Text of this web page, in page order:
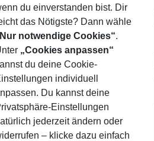
Hotel Roosevelt befindet sich im
Dieses Hotel bietet praktische
Fühl dich in einem der 47
ausgestattet sind. Dein
genießen. Die privaten
Snackbar/Feinkost oder den 24-
von 7:00 bis 10:30 Uhr gegen
chemische Reinigung/
du einverstanden bist. Dir
das Nötigste? Dann wähle
notwendige Cookies“.
„Cookies anpassen“
du deine Cookie-
individuell
Du kannst deine
Einstellungen
jederzeit ändern oder
– klicke dazu einfach